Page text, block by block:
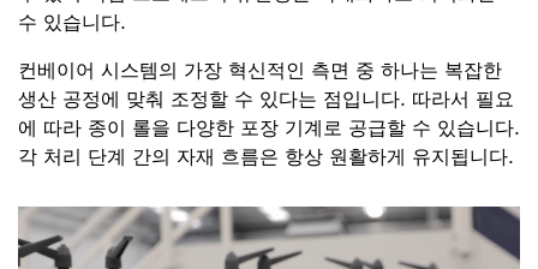
수 있습니다.
컨베이어 시스템의 가장 혁신적인 측면 중 하나는 복잡한
생산 공정에 맞춰 조정할 수 있다는 점입니다. 따라서 필요
에 따라 종이 롤을 다양한 포장 기계로 공급할 수 있습니다.
각 처리 단계 간의 자재 흐름은 항상 원활하게 유지됩니다.